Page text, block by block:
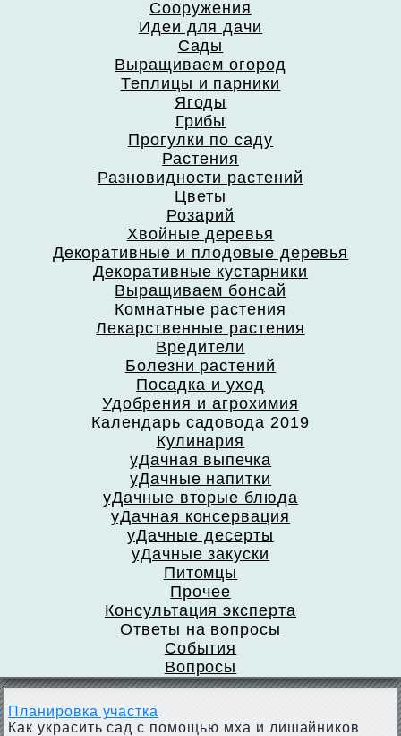
Сооружения
Идеи для дачи
Сады
Выращиваем огород
Теплицы и парники
Ягоды
Грибы
Прогулки по саду
Растения
Разновидности растений
Цветы
Розарий
Хвойные деревья
Декоративные и плодовые деревья
Декоративные кустарники
Выращиваем бонсай
Комнатные растения
Лекарственные растения
Вредители
Болезни растений
Посадка и уход
Удобрения и агрохимия
Календарь садовода 2019
Кулинария
уДачная выпечка
уДачные напитки
уДачные вторые блюда
уДачная консервация
уДачные десерты
уДачные закуски
Питомцы
Прочее
Консультация эксперта
Ответы на вопросы
События
Вопросы
Планировка участка
Как украсить сад с помощью мха и лишайников